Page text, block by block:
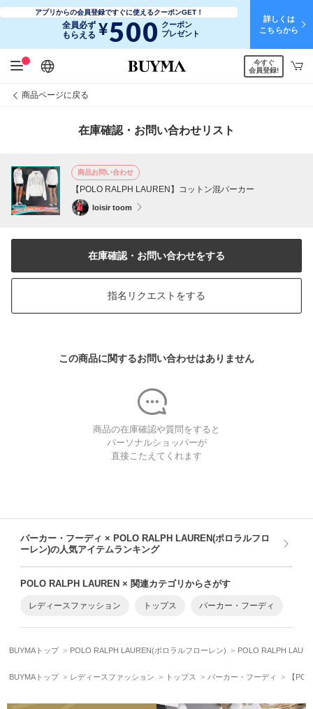
アプリからの会員登録ですぐに使えるクーポンGET！
全員必ず
もらえる ¥500 クーポン
プレゼント
詳しくは
こちらから
日本語
English
简体中文
繁體中文
今すぐ
会員登録!
商品ページに戻る
在庫確認・お問い合わせリスト
商品お問い合わせ
【POLO RALPH LAUREN】コットン混パーカー
loisir toom
在庫確認・お問い合わせをする
指名リクエストをする
この商品に関するお問い合わせはありません
商品の在庫確認や質問をすると
パーソナルショッパーが
直接こたえてくれます
パーカー・フーディ × POLO RALPH LAUREN(ポロラルフロ
ーレン)の人気アイテムランキング
POLO RALPH LAUREN × 関連カテゴリからさがす
レディースファッション トップス パーカー・フーディ
BUYMAトップ POLO RALPH LAUREN(ポロラルフローレン) POLO RALPH
BUYMAトップ レディースファッション トップス パーカー・フーディ 【